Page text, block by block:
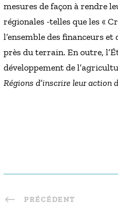
mesures de façon à rendre
régionales -telles que les «
l’ensemble des financeurs
près du terrain. En outre,
développement de
Régions d’inscrire leur action
PRÉCÉDENT